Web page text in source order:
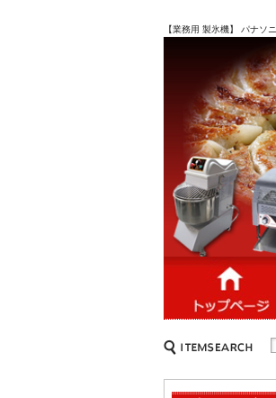
【業務用 製氷機】 パナ